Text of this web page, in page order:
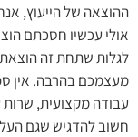
ההוצאה של הייעוץ,
אולי עכשיו חסכתם
לגלות שתחת זה
מעצמכם בהרבה. אין
עבודה מקצועית, שרות
חשוב להדגיש שגם